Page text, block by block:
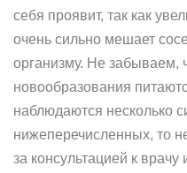
себя проявит, так как
очень сильно мешает
организму. Не забываем,
новообразования
наблюдаются несколько
нижеперечисленных, то
за консультацией к